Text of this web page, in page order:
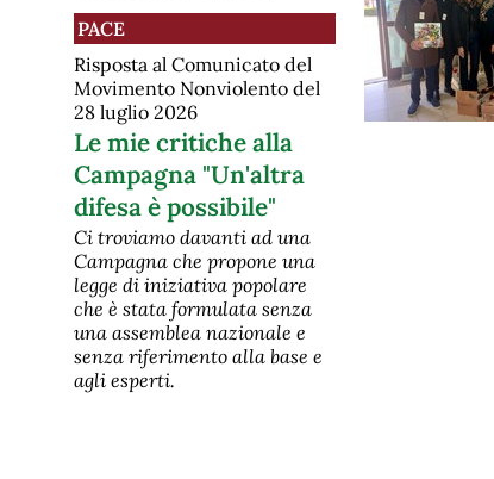
PACE
Risposta al Comunicato del
Movimento Nonviolento del
28 luglio 2026
Le mie critiche alla
Campagna "Un'altra
difesa è possibile"
Ci troviamo davanti ad una
Campagna che propone una
legge di iniziativa popolare
che è stata formulata senza
una assemblea nazionale e
senza riferimento alla base e
agli esperti.